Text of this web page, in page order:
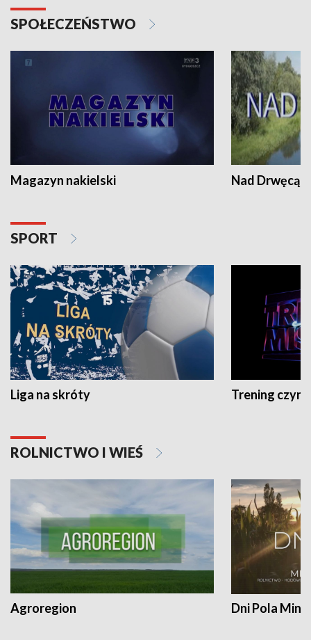
SPOŁECZEŃSTWO
Magazyn nakielski Nad Drwęcą
SPORT
Liga na skróty Trening czyni
ROLNICTWO I WIEŚ
Agroregion Dni Pola